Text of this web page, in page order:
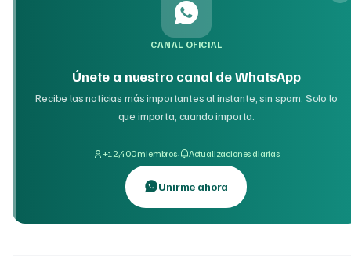
CANAL OFICIAL
Únete a nuestro canal de WhatsApp
Recibe las noticias más importantes al instante, sin spam. Solo lo
que importa, cuando importa.
+12,400 miembros· Actualizaciones diarias
Unirme ahora